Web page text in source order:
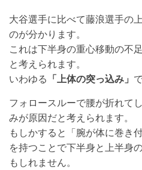
大谷選手に比べて藤浪選手の
のが分かります。
これは下半身の重心移動の不
と考えられます。
いわゆる 「上体の突っ込み」
フォロースルーで腰が折れて
みが原因だと考えられます。
もしかすると「腕が体に巻き
を持つことで下半身と上半身
もしれません。